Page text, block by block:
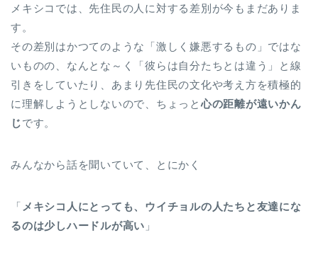
メキシコでは、先住民の人に対する差別が今もまだありま
す。
その差別はかつてのような「激しく嫌悪するもの」ではな
いものの、なんとな～く「彼らは自分たちとは違う」と線
引きをしていたり、あまり先住民の文化や考え方を積極的
に理解しようとしないので、ちょっと 心の距離が遠いかん
じです。
みんなから話を聞いていて、とにかく
「メキシコ人にとっても、ウイチョルの人たちと友達にな
るのは少しハードルが高い 」